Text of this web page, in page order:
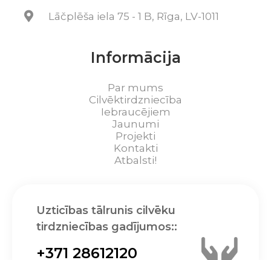
Lāčplēša iela 75 - 1 B, Rīga, LV-1011
Informācija
Par mums
Cilvēktirdzniecība
Iebraucējiem
Jaunumi
Projekti
Kontakti
Atbalsti!
Uzticības tālrunis cilvēku
tirdzniecības gadījumos::
+371 28612120